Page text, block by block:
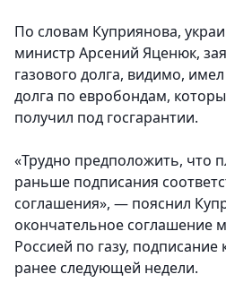
По словам Куприянова,
министр Арсений Яценюк,
газового долга, видимо,
долга по евробондам,
получил под госгарантии.
«Трудно предположить, что
раньше подписания
соглашения», — пояснил
окончательное соглашение
Россией по газу,
ранее следующей недели.